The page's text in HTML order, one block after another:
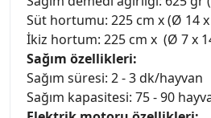
Süt hortumu: 225 cm x (Ø 14
İkiz hortum: 225 cm x (Ø 7 x
Sağım özellikleri:
Sağım süresi: 2 - 3 dk/hayvan
Sağım kapasitesi: 75 - 90